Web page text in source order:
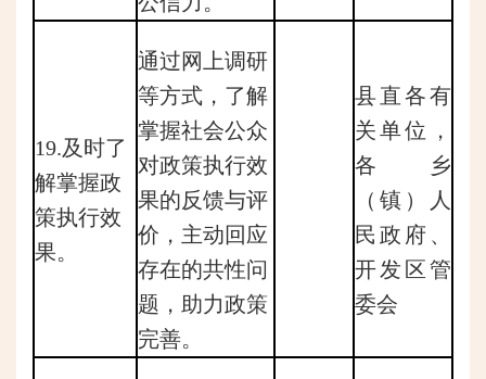
19.及时了
解掌握政
策执行效
果。
通过网上调研
等方式，了解
掌握社会公众
对政策执行效
果的反馈与评
价，主动回应
存在的共性问
题，助力政策
完善。
县直各有
关单位，
各乡
（镇）人
民政府、
开发区管
委会